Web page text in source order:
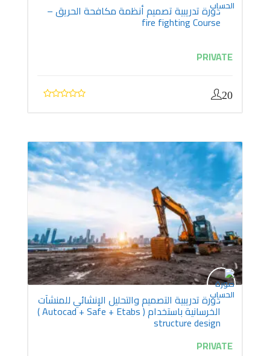
دورة تدريبية تصميم أنظمة مكافحة الحريق –
fire fighting Course
PRIVATE
20
دورة تدريبية التصميم والتحليل الإنشائي للمنشآت
الخرسانية باستخدام ( Autocad + Safe + Etabs )
structure design
PRIVATE